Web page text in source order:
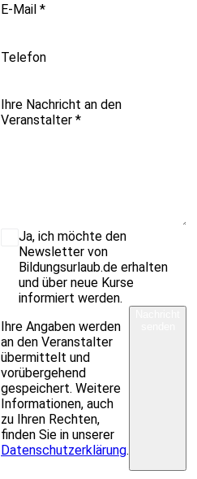
E-Mail *
Telefon
Ihre Nachricht an den
Veranstalter *
Ja, ich möchte den
Newsletter von
Bildungsurlaub.de erhalten
und über neue Kurse
informiert werden.
Ihre Angaben werden
an den Veranstalter
übermittelt und
vorübergehend
gespeichert. Weitere
Informationen, auch
zu Ihren Rechten,
finden Sie in unserer
Datenschutzerklärung.